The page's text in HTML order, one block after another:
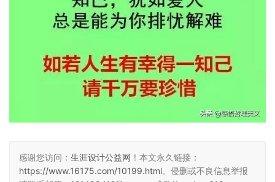
感谢您访问： 生涯设计公益网 ！本文永久链接：
https://www.16175.com/10199.html。侵删或不良信息举报